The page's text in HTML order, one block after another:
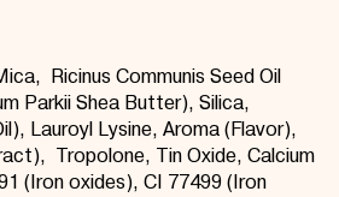
Ricinus Communis Seed Oil
ParkiiShea Butter), Silica,
Lauroyl Lysine, Aroma (Flavor),
Tropolone, Tin Oxide, Calcium
(Iron oxides), CI 77499 (Iron